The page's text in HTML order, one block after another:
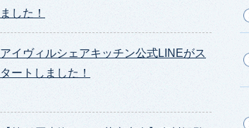
ました！
アイヴィルシェアキッチン公式LINEがス
タートしました！